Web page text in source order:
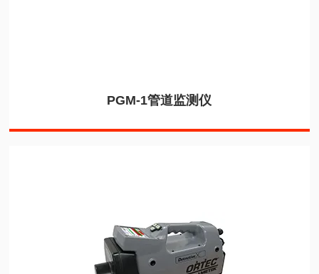
PGM-1管道监测仪